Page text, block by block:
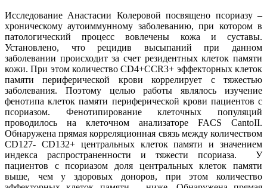
Исследование Анастасии Колеровой посвящено псориазу –
хроническому аутоиммунному заболеванию, при котором в
патологический процесс вовлечены кожа и суставы.
Установлено, что рецидив высыпаний при данном
заболевании происходит за счет резидентных клеток памяти
кожи. При этом количество СD4+CCR3+ эффекторных клеток
памяти периферической крови коррелирует с тяжестью
заболевания. Поэтому целью работы являлось изучение
фенотипа клеток памяти периферической крови пациентов с
псориазом. Фенотипирование клеточных популяций
проводилось на клеточном анализаторе FACS CantoII.
Обнаружена прямая корреляционная связь между количеством
CD127- CD132+ центральных клеток памяти и значением
индекса распространенности и тяжести псориаза. У
пациентов с псориазом доля центральных клеток памяти
выше, чем у здоровых доноров, при этом количество